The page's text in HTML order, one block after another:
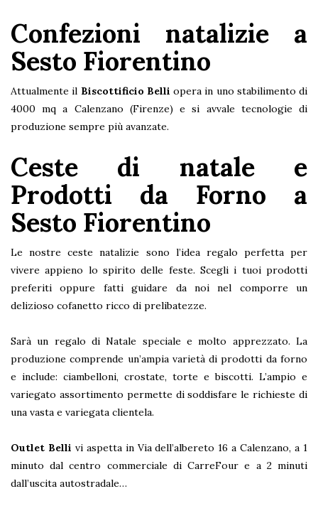
Confezioni natalizie a
Sesto Fiorentino
Attualmente il Biscottificio Belli opera in uno stabilimento di
4000 mq a Calenzano (Firenze) e si avvale tecnologie di
produzione sempre più avanzate.
Ceste di natale e
Prodotti da Forno a
Sesto Fiorentino
Le nostre ceste natalizie sono l’idea regalo perfetta per
vivere appieno lo spirito delle feste. Scegli i tuoi prodotti
preferiti oppure fatti guidare da noi nel comporre un
delizioso cofanetto ricco di prelibatezze.
Sarà un regalo di Natale speciale e molto apprezzato. La
produzione comprende un’ampia varietà di prodotti da forno
e include: ciambelloni, crostate, torte e biscotti. L’ampio e
variegato assortimento permette di soddisfare le richieste di
una vasta e variegata clientela.
Outlet Belli vi aspetta in Via dell’albereto 16 a Calenzano, a 1
minuto dal centro commerciale di CarreFour e a 2 minuti
dall’uscita autostradale…